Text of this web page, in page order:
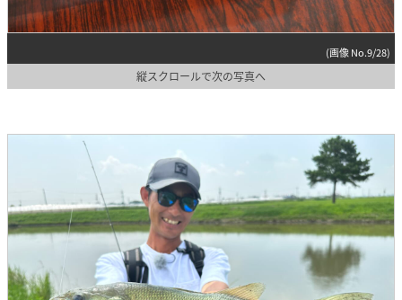
(画像 No.9/28)
縦スクロールで次の写真へ